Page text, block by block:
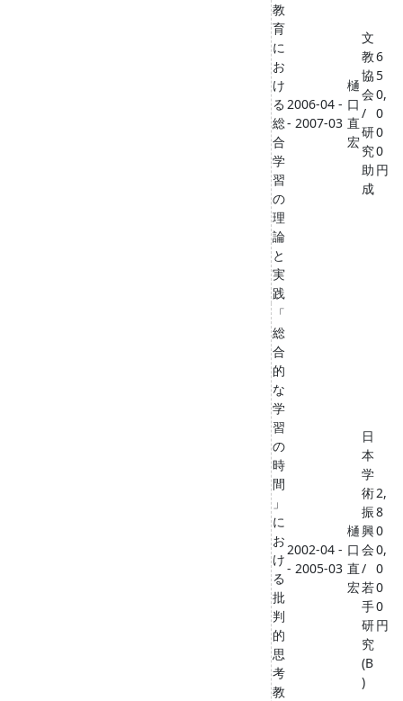
教
育
に
お
け
る
総
合
学
習
の
理
論
と
実
践
2006-04 -
- 2007-03
樋
口
直
宏
文
教
協
会
/
研
究
助
成
6
5
0,
0
0
0
円
「
総
合
的
な
学
習
の
時
間
」
に
お
け
る
批
判
的
思
考
教
2002-04 -
- 2005-03
樋
口
直
宏
日
本
学
術
振
興
会
/
若
手
研
究
(B
)
2,
8
0
0,
0
0
0
円